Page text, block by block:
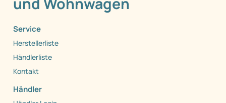
Service
Herstellerliste
Händlerliste
Kontakt
Händler